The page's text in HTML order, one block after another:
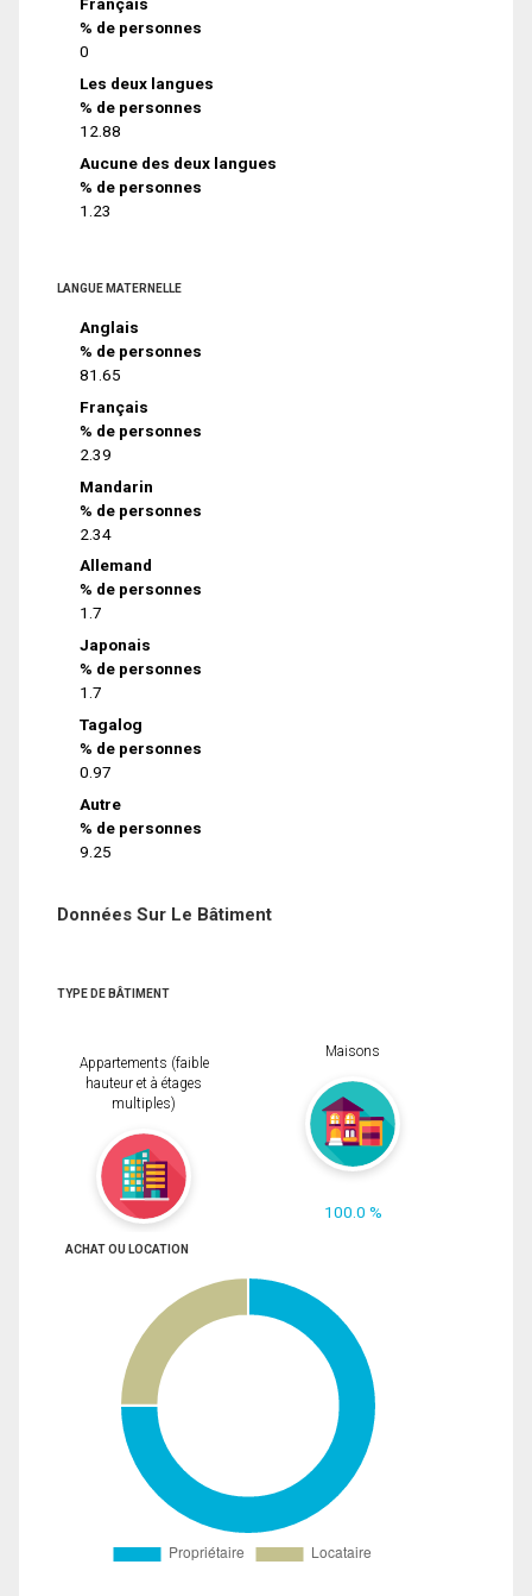
Français
% de personnes
0
Les deux langues
% de personnes
12.88
Aucune des deux langues
% de personnes
1.23
LANGUE MATERNELLE
Anglais
% de personnes
81.65
Français
% de personnes
2.39
Mandarin
% de personnes
2.34
Allemand
% de personnes
1.7
Japonais
% de personnes
1.7
Tagalog
% de personnes
0.97
Autre
% de personnes
9.25
Données Sur Le Bâtiment
TYPE DE BÂTIMENT
Appartements (faible
hauteur et à étages
multiples)
Maisons
100.0 %
ACHAT OU LOCATION